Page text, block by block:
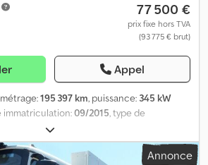
: Clean Mat Trucks B.V.
77 500 €
prix fixe hors TVA
(93 775 € brut)
Appel
195 397 km, puissance: 345 kW
immatriculation:09/2015, type de
des pneus:
6x4, empattement:3 700 mm, carburant:
cabine courte , type d'engrenage:Annonce